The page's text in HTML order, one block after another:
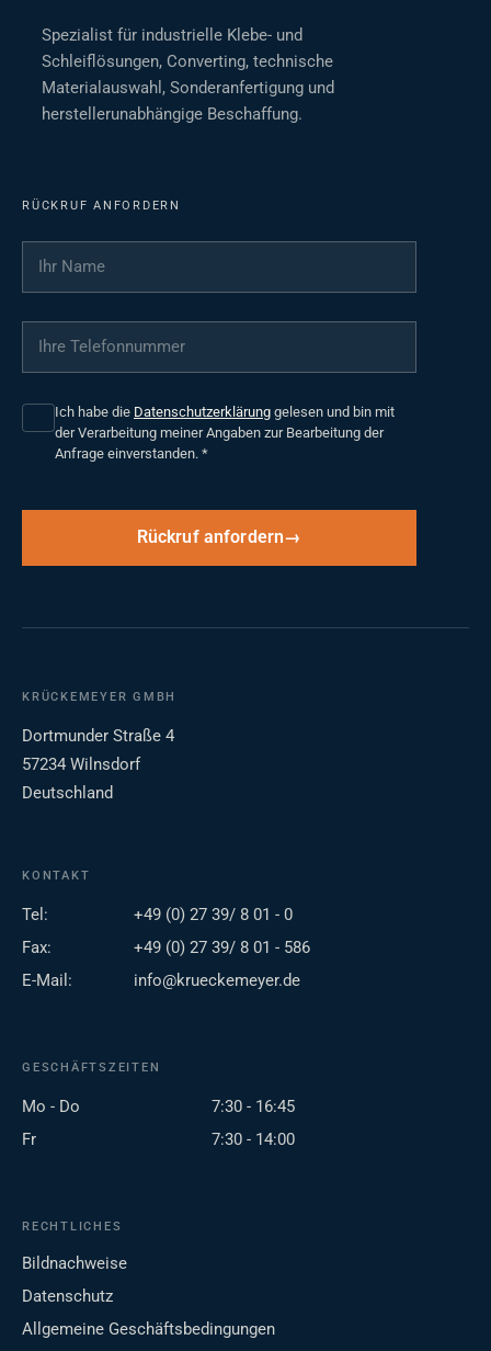
Spezialist für industrielle Klebe- und
Schleiflösungen, Converting, technische
Materialauswahl, Sonderanfertigung und
herstellerunabhängige Beschaffung.
RÜCKRUF ANFORDERN
Ihr Name
Ihre Telefonnummer
Ich habe die Datenschutzerklärung gelesen und bin mit
der Verarbeitung meiner Angaben zur Bearbeitung der
Anfrage einverstanden. *
Rückruf anfordern
KRÜCKEMEYER GMBH
Dortmunder Straße 4
57234 Wilnsdorf
Deutschland
KONTAKT
Tel:
+49 (0) 27 39/ 8 01 - 0
Fax:
+49 (0) 27 39/ 8 01 - 586
E-Mail:
info@krueckemeyer.de
GESCHÄFTSZEITEN
Mo - Do
7:30 - 16:45
Fr
7:30 - 14:00
RECHTLICHES
Bildnachweise
Datenschutz
Allgemeine Geschäftsbedingungen